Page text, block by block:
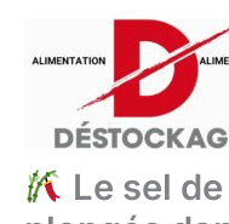
contenu
Le sel